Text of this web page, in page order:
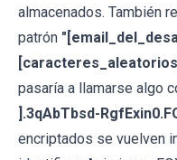
almacenados. También
patrón
pasaría a llamarse algo
].3qAbTbsd-
encriptados se vuelven